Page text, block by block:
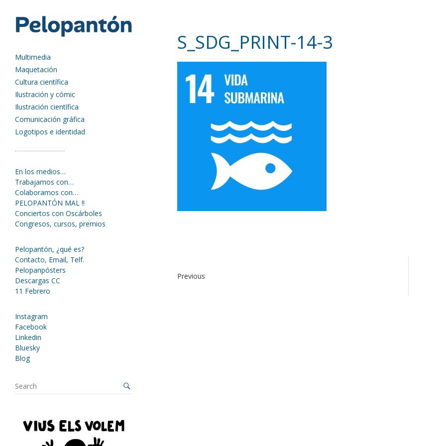
Multimedia
Maquetación
Cultura científica
Ilustración y cómic
Ilustración científica
Comunicación gráfica
Logotipos e identidad
S_SDG_PRINT-14-3
Previous
En los medios…
Trabajamos con…
Colaboramos con…
PELOPANTÓN MAL !!
Conciertos con Oscárboles
Congresos, cursos, premios
Pelopantón, ¿qué es?
Contacto, Email, Telf.
Pelopanpósters
Descargas CC
11 Febrero
Instagram
Facebook
Linkedin
Bluesky
Blog
S
e